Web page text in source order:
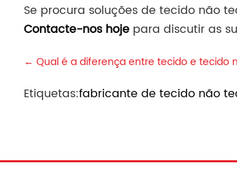
Se procura soluções de tecido não
Contacte-nos hojepara discutir as
← Qual é a diferença entre tecido e tecido
Etiquetas:fabricante de tecido não